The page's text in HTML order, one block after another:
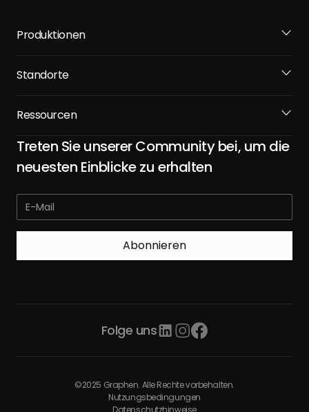
Treten Sie unserer Community bei, um die
neuesten Einblicke zu erhalten
Produktionen
Standorte
Ressourcen
Folge uns
©2025 Graphen. Alle Rechte vorbehalten.
Nutzungsbedingungen
Datenschutzhinweise